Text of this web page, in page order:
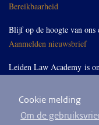
Cookie melding
Om de
Bereikbaarheid
Blijf op de hoogte van ons
Aanmelden nieuwsbrief
Leiden Law Academy is
Volg ons op LinkedIn